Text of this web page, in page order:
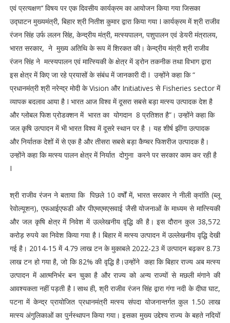
एवं प्रत्यक्षण‘‘ विषय पर एक दिवसीय कार्यक्रम का आयोजन किया गया जिसका
उद्घाटन मुख्यमंत्री, बिहार श्री नितीश कुमार द्वारा किया गया I कार्यक्रम में श्री राजीव
रंजन सिंह उर्फ ललन सिंह, केन्द्रीय मंत्री, मत्स्यपालन, पशुपालन एवं डेयरी मंत्रालय,
भारत सरकार, ने मुख्य अतिथि के रूप में शिरकत की। केन्द्रीय मंत्री श्री राजीव
रंजन सिंह ने मत्स्यपालन एवं मात्स्यिकी के क्षेत्र में ड्रोन तकनीक तथा विभाग द्वारा
इस क्षेत्र में किए जा रहे प्रयासों के संबंध में जानकारी दी I उन्होंने कहा कि “
प्रधानमंत्री श्री नरेन्द्र मोदी के Vision और Initiatives से Fisheries sector में
व्यापक बदलाव आया है I भारत आज विश्व में दूसरा सबसे बड़ा मत्स्य उत्पादक देश है
और ग्लोबल फिश प्रोडक्शन में भारत का योगदान 8 प्रतिशत है”। उन्होंने कहा कि
जल कृषि उत्पादन में भी भारत विश्व में दूसरे स्थान पर है । यह शीर्ष झींगा उत्पादक
और निर्यातक देशों में से एक है और तीसरा सबसे बड़ा कैप्चर फिशरीज उत्पादक है।
उन्होंने कहा कि मत्स्य पालन क्षेत्र में निर्यात दोगुना करने पर सरकार काम कर रही है
I
श्री राजीव रंजन ने बताया कि पिछले 10 वर्षों में, भारत सरकार ने नीली क्रांति (ब्लू
रेवोल्यूशन), एफआईएफडी और पीएमएमएसवाई जैसी योजनाओं के माध्यम से मात्स्यिकी
और जल कृषि क्षेत्र में निवेश में उल्लेखनीय वृद्धि की है। इस दौरान कुल 38,572
करोड़ रुपये का निवेश किया गया है I बिहार में मत्स्य उत्पादन में उल्लेखनीय वृद्धि देखी
गई है। 2014-15 में 4.79 लाख टन के मुकाबले 2022-23 में उत्पादन बढ़कर 8.73
लाख टन हो गया है, जो कि 82% की वृद्धि है।उन्होंने कहा कि बिहार राज्य अब मत्स्य
उत्पादन में आत्मनिर्भर बन चुका है और राज्य को अन्य राज्यों से मछली मंगाने की
आवश्यकता नहीं पड़ती है I साथ ही, श्री राजीव रंजन सिंह द्वारा गंगा नदी के दीघा घाट,
पटना में केन्द्र प्रायोजित प्रधानमंत्री मत्स्य संपदा योजनान्तर्गत कुल 1.50 लाख
मत्स्य अंगुलिकाओं का पुर्नस्थापन किया गया। इसका मुख्य उद्देश्य राज्य के बहते नदियों